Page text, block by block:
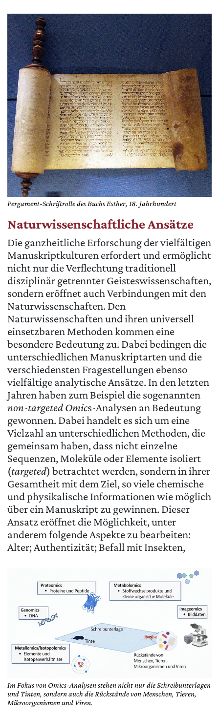
Pergament-Schriftrolle des Buchs Esther, 18. Jahrhundert
Naturwissenschaftliche Ansätze
Die ganzheitliche Erforschung der vielfältigen
Manuskriptkulturen erfordert und ermöglicht
nicht nur die Verflechtung traditionell
disziplinär getrennter Geisteswissenschaften,
sondern eröffnet auch Verbindungen mit den
Naturwissenschaften. Den
Naturwissenschaften und ihren universell
einsetzbaren Methoden kommen eine
besondere Bedeutung zu. Dabei bedingen die
unterschiedlichen Manuskriptarten und die
verschiedensten Fragestellungen ebenso
vielfältige analytische Ansätze. In den letzten
Jahren haben zum Beispiel die sogenannten
non-targeted Omics-Analysen an Bedeutung
gewonnen. Dabei handelt es sich um eine
Vielzahl an unterschiedlichen Methoden, die
gemeinsam haben, dass nicht einzelne
Sequenzen, Moleküle oder Elemente isoliert
(targeted) betrachtet werden, sondern in ihrer
Gesamtheit mit dem Ziel, so viele chemische
und physikalische Informationen wie möglich
über ein Manuskript zu gewinnen. Dieser
Ansatz eröffnet die Möglichkeit, unter
anderem folgende Aspekte zu bearbeiten:
Alter; Authentizität; Befall mit Insekten,
Im Fokus von Omics-Analysen stehen nicht nur die Schreibunterlagen
und Tinten, sondern auch die Rückstände von Menschen, Tieren,
Mikroorganismen und Viren.